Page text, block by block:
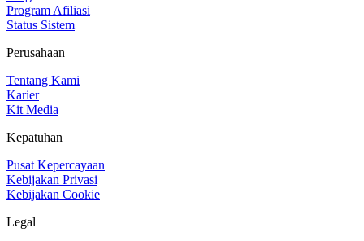
Program Afiliasi
Status Sistem
Perusahaan
Tentang Kami
Karier
Kit Media
Kepatuhan
Pusat Kepercayaan
Kebijakan Privasi
Kebijakan Cookie
Legal